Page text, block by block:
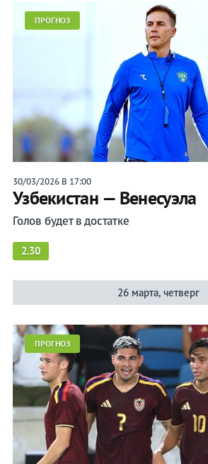
ПРОГНОЗ
30/03/2026 В 17:00
Узбекистан — Венесуэла
Голов будет в достатке
2.30
26 марта, четверг
ПРОГНОЗ